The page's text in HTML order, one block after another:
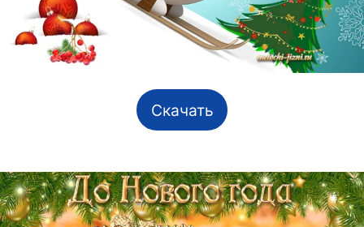
Скачать